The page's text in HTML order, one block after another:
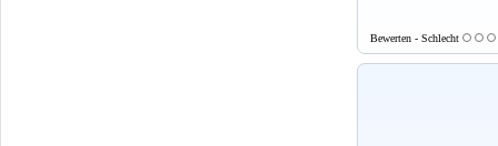
Bewerten - Schlecht